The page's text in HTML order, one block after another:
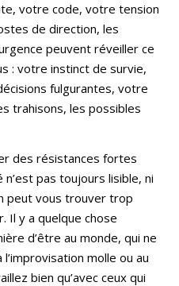
votre code, votre tension
de direction, les
peuvent réveiller ce
: votre instinct de survie,
fulgurantes, votre
trahisons, les possibles
des résistances fortes
pas toujours lisible, ni
peut vous trouver trop
Il y a quelque chose
d’être au monde, qui ne
molle ou au
bien qu’avec ceux qui